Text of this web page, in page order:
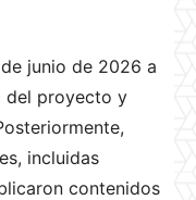
junio de 2026 a
del proyecto y
incluidas
contenidos